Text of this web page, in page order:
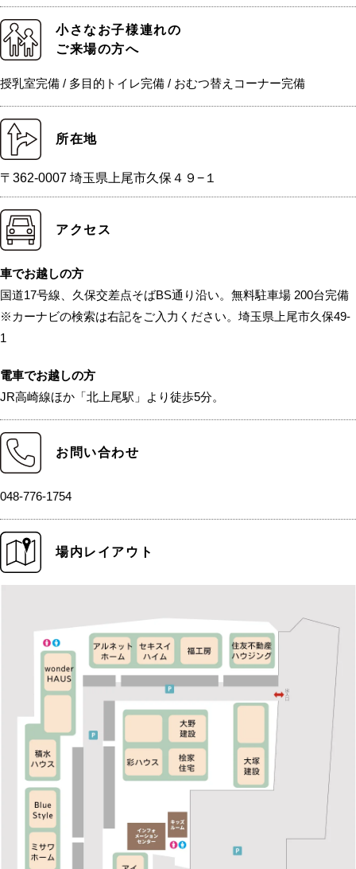
小さなお子様連れの
ご来場の方へ
授乳室完備 / 多目的トイレ完備 / おむつ替えコーナー完備
所在地
〒362-0007 埼玉県上尾市久保４９−１
アクセス
車でお越しの方
国道17号線、久保交差点そばBS通り沿い。無料駐車場 200台完備
※カーナビの検索は右記をご入力ください。埼玉県上尾市久保49-
1
電車でお越しの方
JR高崎線ほか「北上尾駅」より徒歩5分。
お問い合わせ
048-776-1754
場内レイアウト